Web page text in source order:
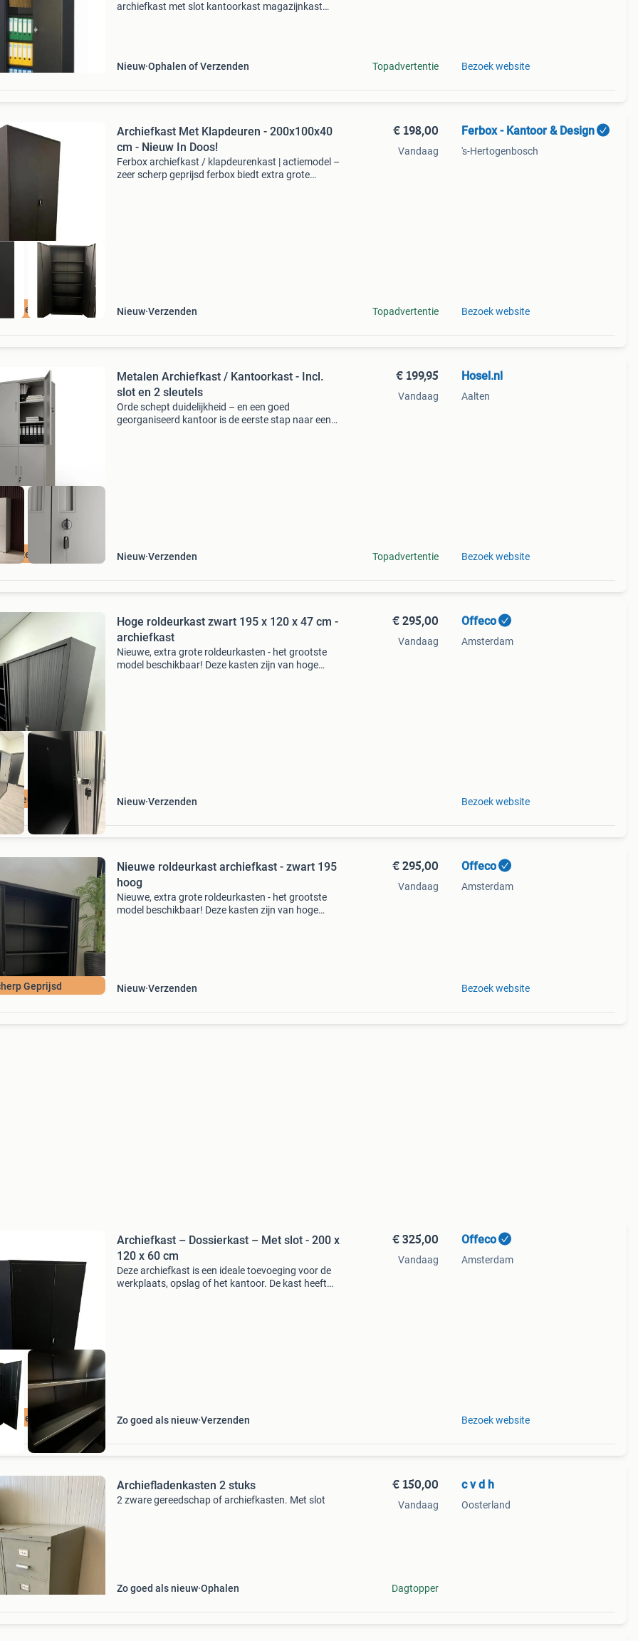
archiefkast met slot kantoorkast magazijnkast
Nieuw Ophalen of Verzenden Topadvertentie Bezoek website
levering
Archiefkast Met Klapdeuren - 200x100x40
cm - Nieuw In Doos!
Ferbox archiefkast / klapdeurenkast | actiemodel –
zeer scherp geprijsd ferbox biedt extra grote
Nieuw Verzenden
€ 198,00
Vandaag
Topadvertentie
Ferbox - Kantoor & Design
's-Hertogenbosch
Bezoek website
verzendkosten
Metalen Archiefkast / Kantoorkast - Incl.
slot en 2 sleutels
Orde schept duidelijkheid – en een goed
georganiseerd kantoor is de eerste stap naar een
Nieuw Verzenden
€ 199,95
Vandaag
Topadvertentie
Hosel.nl
Aalten
Bezoek website
Nieuw
Hoge roldeurkast zwart 195 x 120 x 47 cm -
archiefkast
Nieuwe, extra grote roldeurkasten - het grootste
model beschikbaar! Deze kasten zijn van hoge
Nieuw Verzenden
€ 295,00
Vandaag
Offeco
Amsterdam
Bezoek website
Geprijsd
Nieuwe roldeurkast archiefkast - zwart 195
hoog
Nieuwe, extra grote roldeurkasten - het grootste
model beschikbaar! Deze kasten zijn van hoge
Nieuw Verzenden
€ 295,00
Vandaag
Offeco
Amsterdam
Bezoek website
levering
Archiefkast – Dossierkast – Met slot - 200 x
120 x 60 cm
Deze archiefkast is een ideale toevoeging voor de
werkplaats, opslag of het kantoor. De kast heeft
Zo goed als nieuw Verzenden
€ 325,00
Vandaag
Offeco
Amsterdam
Bezoek website
Archiefladenkasten 2 stuks
2 zware gereedschap of archiefkasten. Met slot
Zo goed als nieuw Ophalen
€ 150,00
Vandaag
Dagtopper
c v d h
Oosterland